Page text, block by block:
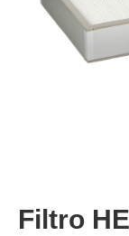
Filtro